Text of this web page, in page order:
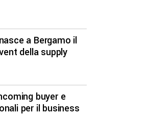
a Bergamo il
della supply
buyer e
per il business